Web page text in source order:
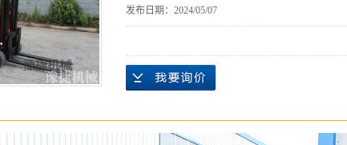
发布日期： 2024/05/07